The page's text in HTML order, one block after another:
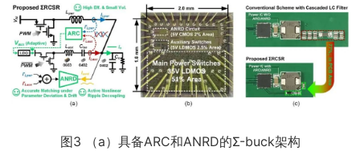
图3 （a）具备ARC和ANRD的Σ-buck架构